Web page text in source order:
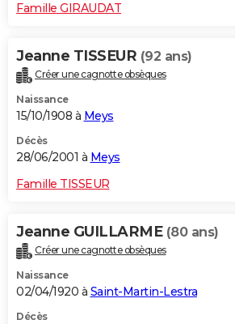
Famille GIRAUDAT
Jeanne TISSEUR (92 ans)
Créer une cagnotte obsèques
Naissance
15/10/1908 à Meys
Décès
28/06/2001 à Meys
Famille TISSEUR
Jeanne GUILLARME (80 ans)
Créer une cagnotte obsèques
Naissance
02/04/1920 à Saint-Martin-Lestra
Décès